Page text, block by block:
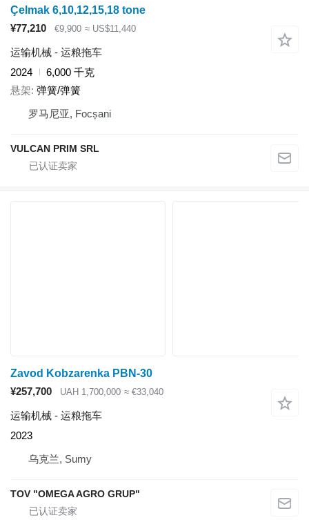
Çelmak 6,10,12,15,18 tone
¥77,210
€9,900 ≈ US$11,440
运输机械 - 运粮拖车
2024
6,000 千克
悬架 弹簧/弹簧
罗马尼亚, Focșani
VULCAN PRIM SRL
Zavod Kobzarenka PBN-30
¥257,700
UAH 1,700,000 ≈ €33,040
运输机械 - 运粮拖车
2023
乌克兰, Sumy
TOV "OMEGA AGRO GRUP"